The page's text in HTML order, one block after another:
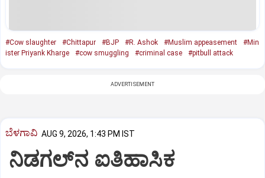
#Cow slaughter #Chittapur #BJP #R. Ashok #Muslim appeasement
#Min
ister Priyank Kharge
#cow smuggling #criminal case #pitbull attack
ADVERTISEMENT
ಬೆಳಗಾವಿ AUG 9, 2026, 1:43 PM IST
ನಿಡಗಲ್‌ನ ಐತಿಹಾಸಿಕ